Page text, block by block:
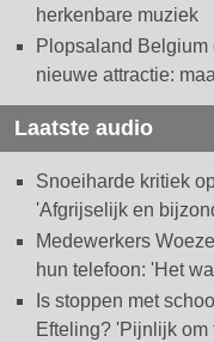
herkenbare muziek
Plopsaland Belgium
nieuwe attractie:
Laatste audio
Snoeiharde kritiek
'Afgrijselijk en
Medewerkers
hun telefoon: 'Het
Is stoppen met
Efteling? 'Pijnlijk om